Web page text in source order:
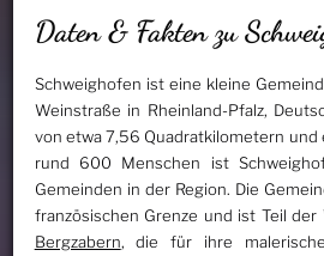
Daten & Fakten zu
Schweighofen ist eine kleine
Weinstraße in Rheinland-Pfalz,
von etwa 7,56 Quadratkilometern und
rund 600 Menschen ist
Gemeinden in der Region. Die
französischen Grenze und ist Teil der
Bergzabern, die für ihre